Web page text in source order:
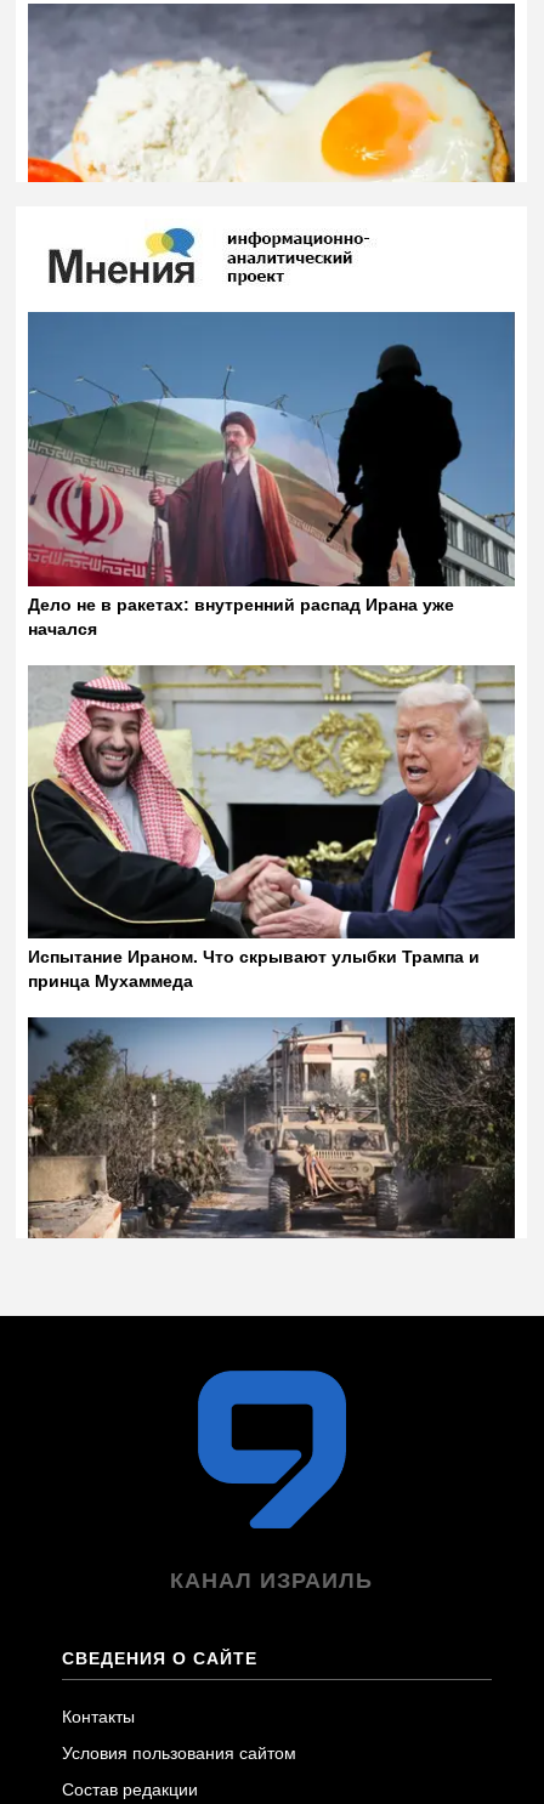
КАНАЛ ИЗРАИЛЬ
СВЕДЕНИЯ О САЙТЕ
Контакты
Условия пользования сайтом
Состав редакции